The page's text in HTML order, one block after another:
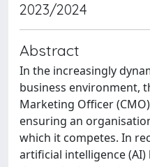
2023/2024
Abstract
In the increasingly
business environment,
Marketing Officer
ensuring an
which it competes. In
artificial intelligence